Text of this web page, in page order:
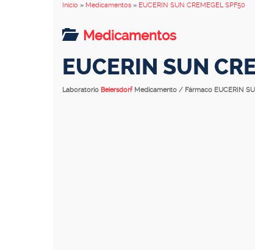
Inicio » Medicamentos » EUCERIN SUN CREMEGEL SPF50
Medicamentos
EUCERIN SUN
Laboratorio Beiersdorf Medicamento / Fármaco EUCERIN